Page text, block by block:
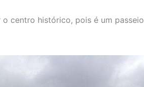
centro histórico, pois é um passeio